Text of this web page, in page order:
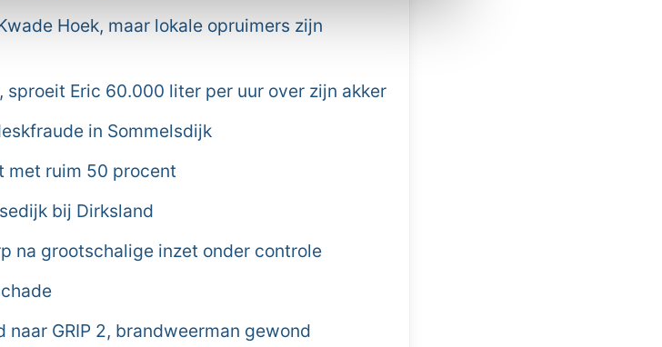
Hoek, maar lokale opruimers zijn
Eric 60.000 liter per uur over zijn akker
in Sommelsdijk
met ruim 50 procent
bij Dirksland
na grootschalige inzet onder controle
GRIP 2, brandweerman gewond